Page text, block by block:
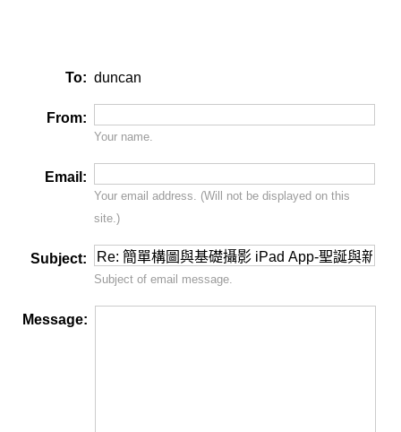
To: duncan
From:
Your name.
Email:
Your email address. (Will notbe displayed on this
site.)
Subject:
Subject of email message.
Message: